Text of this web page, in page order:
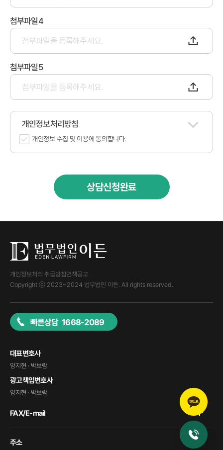
첨부파일4
첨부파일5
개인정보처리방침
개인정보 수집 및 이용에 동의합니다.
상담신청완료
개인정보처리 취급방침면책공고
Copyright ⓒ 2023~2024 법무법인 이든. All rights reserved.
빠른상담 1668-2089
대표변호사
양지현 · 박보람
광고책임변호사
양지현 · 박보람
FAX/E-mail
주소